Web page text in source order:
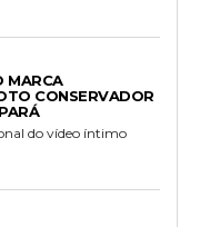
MARCA
CONSERVADOR
do vídeo íntimo